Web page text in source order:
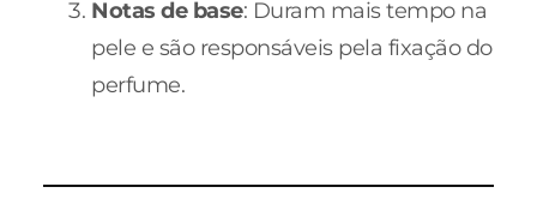
Notas de base: Duram mais tempo na
pele e são responsáveis pela fixação do
perfume.